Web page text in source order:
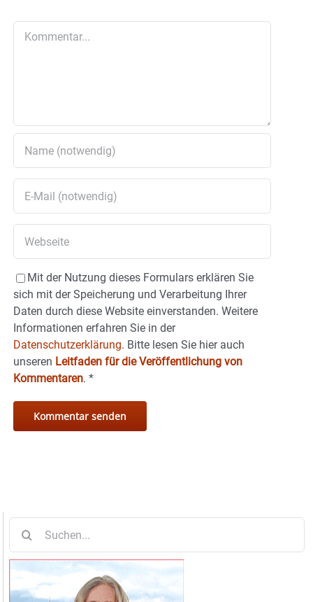
Mit der Nutzung dieses Formulars erklären Sie
sich mit der Speicherung und Verarbeitung Ihrer
Daten durch diese Website einverstanden. Weitere
Informationen erfahren Sie in der
Datenschutzerklärung. Bitte lesen Sie hier auch
unseren Leitfaden für die Veröffentlichung von
Kommentaren. *
nach: